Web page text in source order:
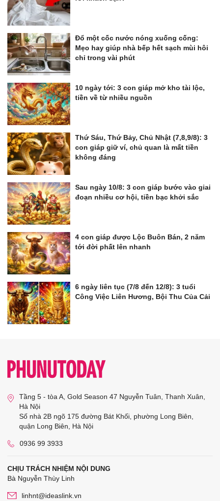
Đổ một cốc nước nóng xuống cống:
Mẹo hay giúp nhà bếp hết sạch mùi hôi
chỉ trong vài phút
10 ngày tới: 3 con giáp mở kho tài lộc,
tiền về từ nhiều nguồn
Thứ Sáu, Thứ Bảy, Chủ Nhật (7,8,9/8): 3
con giáp giữ ví, chủ quan là mất tiền
không đáng
Sau ngày 10/8: 3 con giáp bước vào giai
đoạn nhiều cơ hội, tiền bạc khởi sắc
4 con giáp được Lộc Buôn Bán, 2 năm
tới đời phất lên nhanh
6 ngày liên tục (7/8 đến 12/8): 3 tuổi
Công Việc Liên Hương, Bội Thu Của Cải
Tầng 5 - tòa A, Gold Season 47 Nguyễn Tuân, Thanh Xuân,
Hà Nội
Số nhà 2B ngõ 175 đường Bát Khối, phường Long Biên,
quận Long Biên, Hà Nội
0936 99 3933
CHỊU TRÁCH NHIỆM NỘI DUNG
Bà Nguyễn Thùy Linh
linhnt@ideaslink.vn